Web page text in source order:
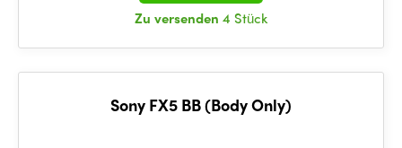
Zu versenden 4 Stück
Sony FX5 BB (Body Only)